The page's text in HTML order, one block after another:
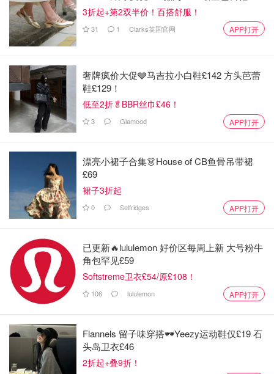
3折起+第2双半价！百搭舒服！
31 1 Clarks英国官网 APP打开
奢牌疯价大促🩶马吉拉小白鞋£142 方头芭蕾
鞋£129！
低至2折🥬BBR丝巾£46！
3 Glamood APP打开
漂亮小裙子合集👗House of CB鱼骨吊带裙
£69
裙子3折起
0 Selfridges APP打开
已更新🔥lululemon 好价区每周上新 大号粉牛
角包罕见£59
Softstreme卫衣£54/原£108！
106 lululemon APP打开
Flannels 留子味穿搭🕶️Yeezy运动鞋仅£19 石
头岛卫衣£46
2折起+叠9折！